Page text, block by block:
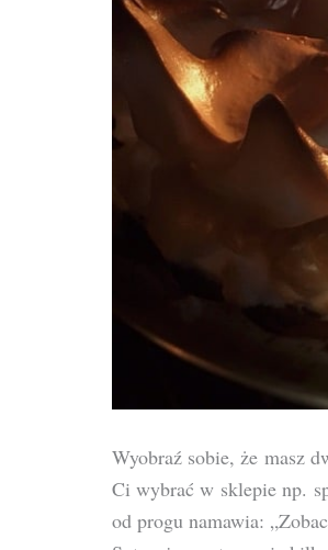
Wyobraź sobie, że masz
Ci wybrać w sklepie np.
od progu namawia: